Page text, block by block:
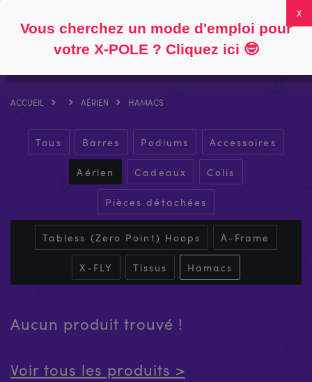
0
ACCUEIL AÉRIEN HAMACS
Tous Barres Podiums Accessoires
Aérien Cadeaux Colis
Pièces détachées
Tabless (Zero Point) Hoops A-Frame
X-FLY Tissus Hamacs
Aucun produit trouvé !
Voir tous les produits >
Vous cherchez un mode d'emploi pour
votre X-POLE ? Cliquez ici 🤓